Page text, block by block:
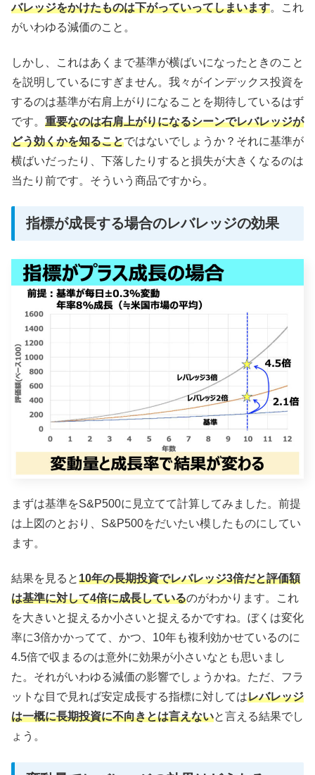
バレッジをかけたものは下がっていってしまいます。これ
がいわゆる減価のこと。
しかし、これはあくまで基準が横ばいになったときのこと
を説明しているにすぎません。我々がインデックス投資を
するのは基準が右肩上がりになることを期待しているはず
です。 重要なのは右肩上がりになるシーンでレバレッジが
どう効くかを知ることではないでしょうか？それに基準が
横ばいだったり、下落したりすると損失が大きくなるのは
当たり前です。そういう商品ですから。
指標が成長する場合のレバレッジの効果
まずは基準をS&P500に見立てて計算してみました。前提
は上図のとおり、S&P500をだいたい模したものにしてい
ます。
結果を見ると10年の長期投資でレバレッジ3倍だと評価額
は基準に対して4倍に成長しているのがわかります。これ
を大きいと捉えるか小さいと捉えるかですね。ぼくは変化
率に3倍かかってて、かつ、10年も複利効かせているのに
4.5倍で収まるのは意外に効果が小さいなとも思いまし
た。それがいわゆる減価の影響でしょうかね。ただ、フラ
ットな目で見れば安定成長する指標に対してはレバレッジ
は一概に長期投資に不向きとは言えないと言える結果でし
ょう。